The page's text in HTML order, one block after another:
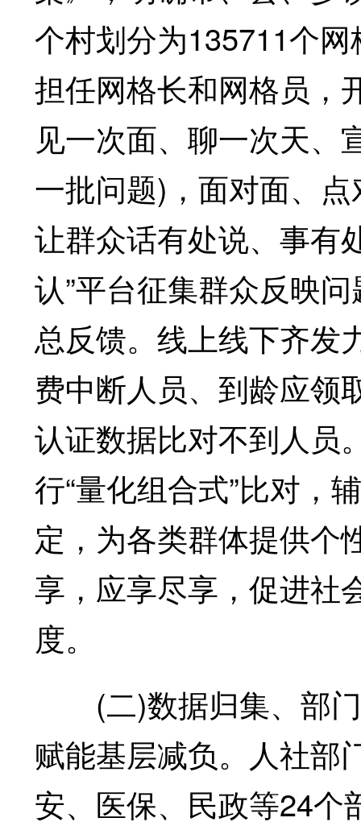
个村划分为135711个
担任网格长和网格员，
见一次面、聊一次天、
一批问题)，面对面、
让群众话有处说、事有
认”平台征集群众反映
总反馈。线上线下齐发
费中断人员、到龄应领
认证数据比对不到人员
行“量化组合式”比对，
定，为各类群体提供个
享，应享尽享，促进社
度。
(二)数据归集、部门
赋能基层减负。人社部
安、医保、民政等24个